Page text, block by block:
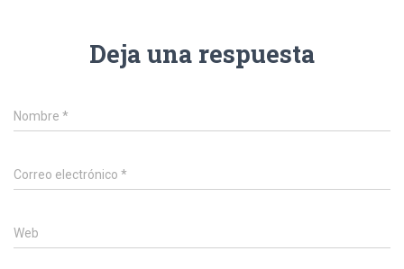
Deja una respuesta
Nombre *
Correo electrónico *
Web